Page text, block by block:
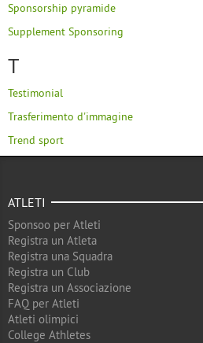
Sponsorship pyramide
Supplement Sponsoring
T
Testimonial
Trasferimento d'immagine
Trend sport
ATLETI
Sponsoo per Atleti
Registra un Atleta
Registra una Squadra
Registra un Club
Registra un Associazione
FAQ per Atleti
Atleti olimpici
College Athletes